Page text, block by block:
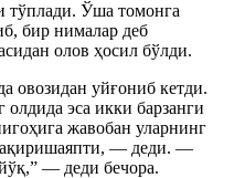
тўплади. Ўша томонга
бир нималар деб
олов ҳосил бўлди.
овозидан уйғониб кетди.
эса икки барзанги
жавобан уларнинг
— деди. —
— деди бечора.